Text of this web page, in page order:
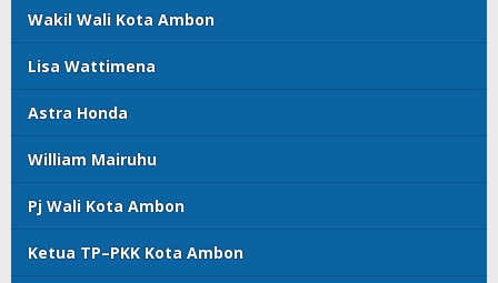
Wakil Wali Kota Ambon
Lisa Wattimena
Astra Honda
William Mairuhu
Pj Wali Kota Ambon
Ketua TP–PKK Kota Ambon